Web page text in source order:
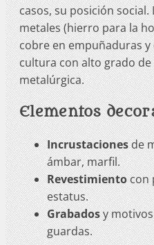
casos, su posición
metales (hierro para la
cobre en empuñaduras
cultura con alto grado de
metalúrgica.
Elementos
Incrustacionesde
ámbar, marfil.
Revestimientocon
estatus.
Grabadosy motivos
guardas.